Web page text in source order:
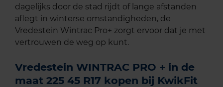
dagelijks door de stad rijdt of lange afstanden
aflegt in winterse omstandigheden, de
Vredestein Wintrac Pro+ zorgt ervoor dat je met
vertrouwen de weg op kunt.
Vredestein WINTRAC PRO + in de
maat 225 45 R17 kopen bij KwikFit